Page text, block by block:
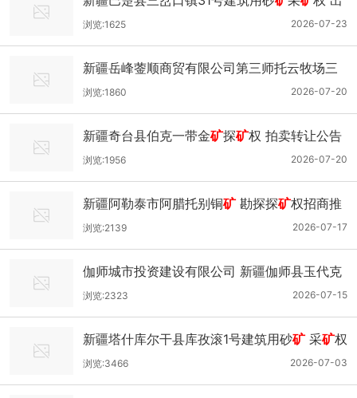
让底价评估报告通过论证的公示
2026-07-23
浏览:1625
新疆岳峰蓥顺商贸有限公司第三师托云牧场三
连岩棉用玄武岩
权出让收益评估报告通
过论证的公示
2026-07-20
浏览:1860
新疆奇台县伯克一带金矿探矿权 拍卖转让公告
2026-07-20
浏览:1956
新疆阿勒泰市阿腊托别铜矿勘探探矿权招商推
介
2026-07-17
浏览:2139
伽师城市投资建设有限公司 新疆伽师县玉代克
力克乡6-1号建筑用砂
权出让收益评估
报告通过论证的公示
2026-07-15
浏览:2323
新疆塔什库尔干县库孜滚1号建筑用砂矿采矿权
出让底价评估报告通过论证的公示
2026-07-03
浏览:3466